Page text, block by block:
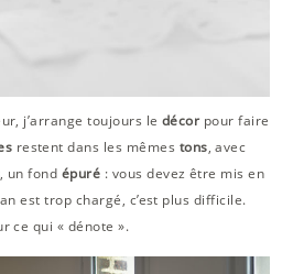
j’arrange toujours le décorpour faire
restent dans les mêmes tons, avec
, un fond épuré : vous devez être mis en
est trop chargé, c’est plus difficile.
ce qui « dénote ».